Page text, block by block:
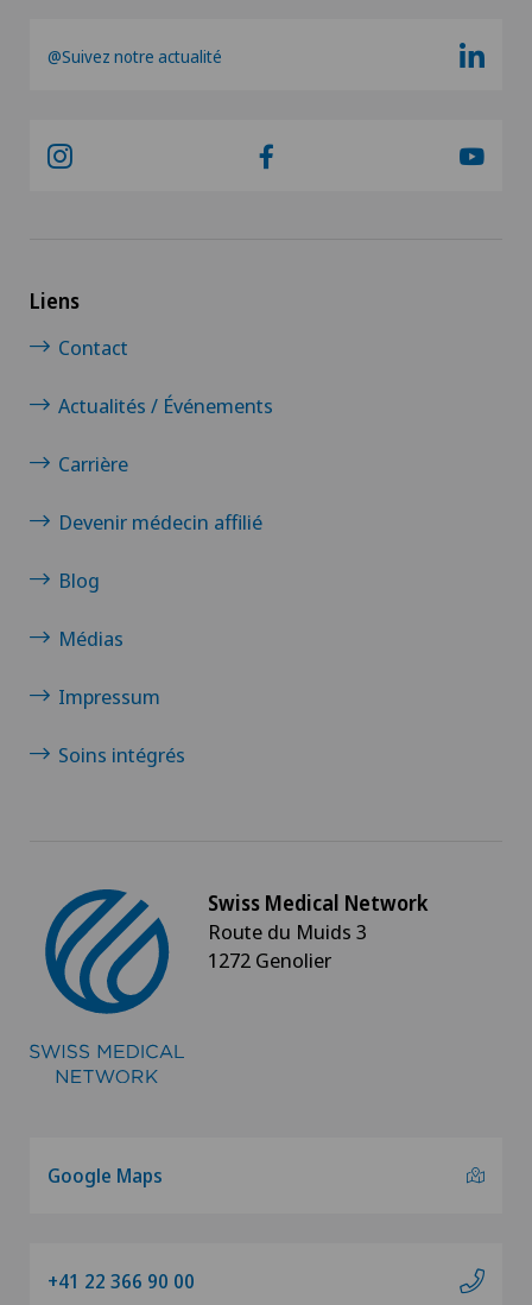
@Suivez notre actualité
Liens
Contact
Actualités / Événements
Carrière
Devenir médecin affilié
Blog
Médias
Impressum
Soins intégrés
Swiss Medical Network
Route du Muids 3
1272 Genolier
Google Maps
+41 22 366 90 00